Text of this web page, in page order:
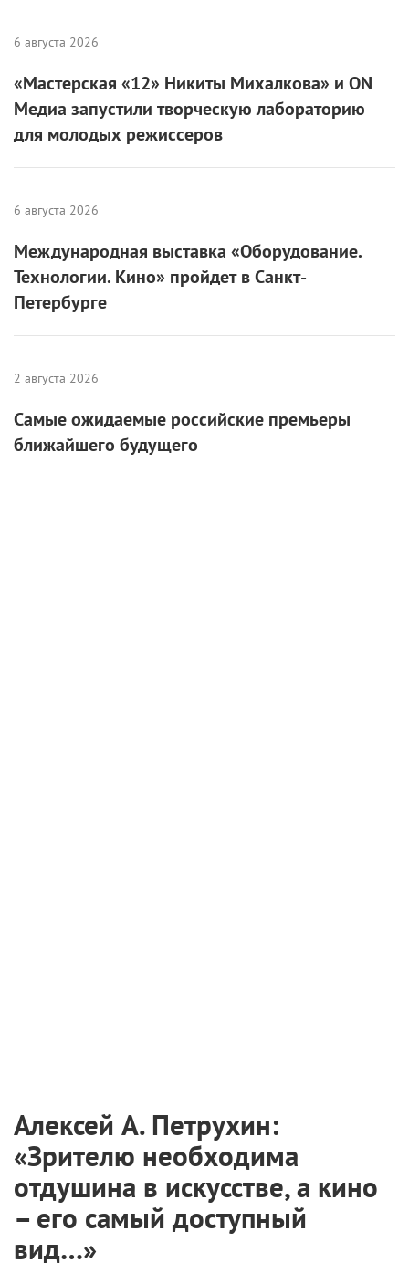
6 августа 2026
«Мастерская «12» Никиты Михалкова» и ON
Медиа запустили творческую лабораторию
для молодых режиссеров
6 августа 2026
Международная выставка «Оборудование.
Технологии. Кино» пройдет в Санкт-
Петербурге
2 августа 2026
Самые ожидаемые российские премьеры
ближайшего будущего
Алексей А. Петрухин:
«Зрителю необходима
отдушина в искусстве, а кино
– его самый доступный
вид…»